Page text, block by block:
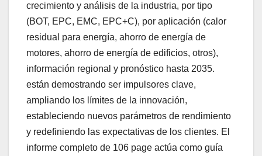
crecimiento y análisis de la industria, por tipo
(BOT, EPC, EMC, EPC+C), por aplicación (calor
residual para energía, ahorro de energía de
motores, ahorro de energía de edificios, otros),
información regional y pronóstico hasta 2035.
están demostrando ser impulsores clave,
ampliando los límites de la innovación,
estableciendo nuevos parámetros de rendimiento
y redefiniendo las expectativas de los clientes. El
informe completo de 106 page actúa como guía